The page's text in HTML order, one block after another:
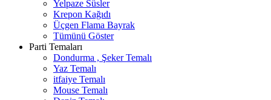
Yelpaze Süsler
Krepon Kağıdı
Üçgen Flama Bayrak
Tümünü Göster
Parti Temaları
Dondurma , Şeker Temalı
Yaz Temalı
itfaiye Temalı
Mouse Temalı